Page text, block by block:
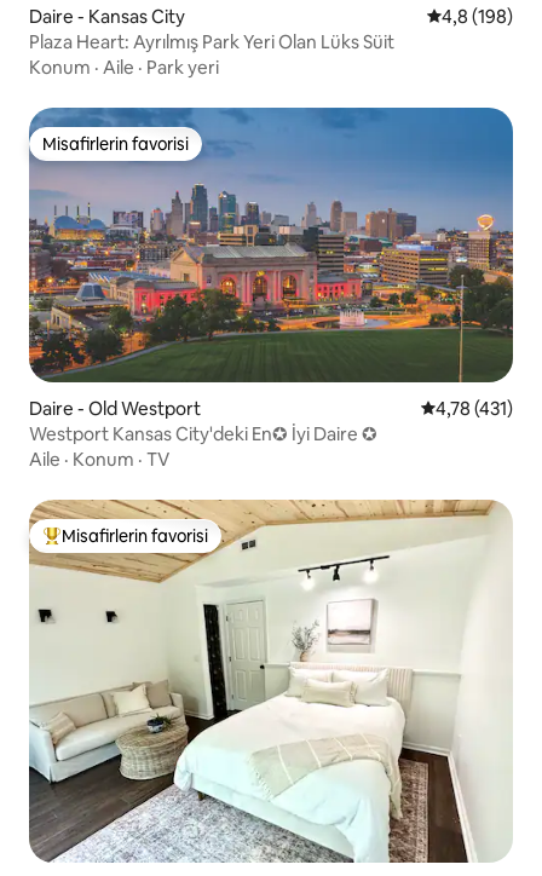
Daire - Kansas City 5 üzerinden
4,8 (198)
Plaza Heart: Ayrılmış Park Yeri Olan Lüks Süit
Konum · Aile · Park yeri
Misafirlerin favorisi
Misafirlerin favorisi
Daire - Old Westport 5 üzerinden
4,78 (431)
Westport Kansas City'deki En✪ İyi Daire ✪
Aile · Konum · TV
Misafirlerin favorilerinden en beğenilenler arasında
Misafirlerin favorisi